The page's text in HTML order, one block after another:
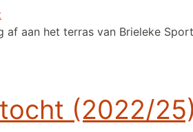
af aan het terras van Brieleke
(2022/25)